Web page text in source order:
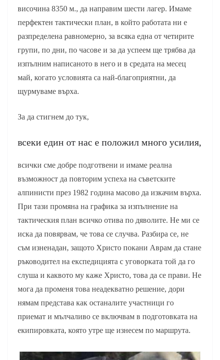
височина 8350 м., да направим шести лагер. Имаме
перфектен тактически план, в който работата ни е
разпределена равномерно, за всяка една от четирите
групи, по дни, по часове и за да успеем ще трябва да
изпълним написаното в него и в средата на месец
май, когато условията са най-благоприятни, да
щурмуваме върха.
За да стигнем до тук,
всеки един от нас е положил много усилия,
всички сме добре подготвени и имаме реална
възможност да повторим успеха на съветските
алпинисти през 1982 година масово да изкачим върха.
При тази промяна на графика за изпълнение на
тактическия план всичко отива по дяволите. Не ми се
иска да повярвам, че това се случва. Разбира се, не
съм изненадан, защото Христо покани Аврам да стане
ръководител на експедицията с уговорката той да го
слуша и каквото му каже Христо, това да се прави. Не
мога да променя това неадекватно решение, дори
нямам представа как останалите участници го
приемат и мълчаливо се включвам в подготовката на
екипировката, която утре ще изнесем по маршрута.